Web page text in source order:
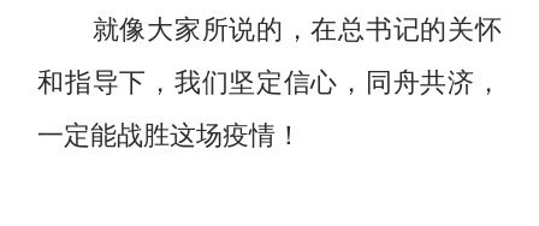
就像大家所说的，在总书记的关怀
和指导下，我们坚定信心，同舟共济，
一定能战胜这场疫情！